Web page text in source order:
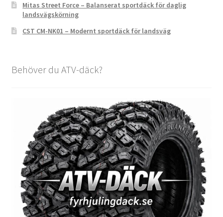
Mitas Street Force – Balanserat sportdäck för daglig
landsvägskörning
CST CM-NK01 – Modernt sportdäck för landsväg
Behöver du ATV-däck?